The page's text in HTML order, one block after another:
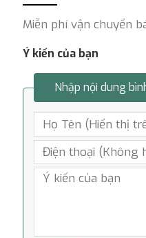
Miễn phí vận chuyển
Ý kiến của bạn
Nhập nội dung